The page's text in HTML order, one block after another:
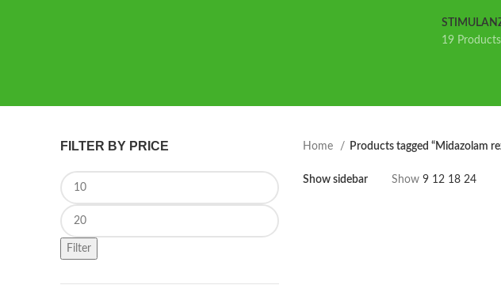
19 Products
FILTER BY PRICE
Min price
Max price
Filter
Home Products tagged “Midazolam
Show sidebar Show 9 12 18 24